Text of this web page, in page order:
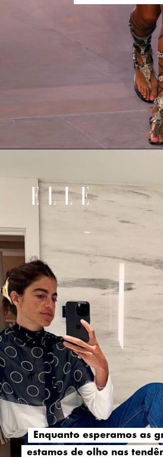
Enquanto esperamos as
estamos de olho nas
Enquanto esperamos as
estamos de olho nas